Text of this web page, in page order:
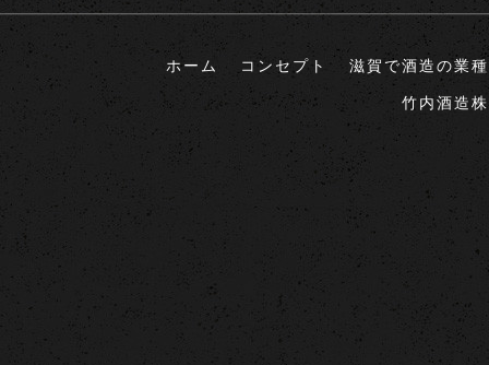
ホーム コンセプト
滋賀で酒造の業
竹内酒造